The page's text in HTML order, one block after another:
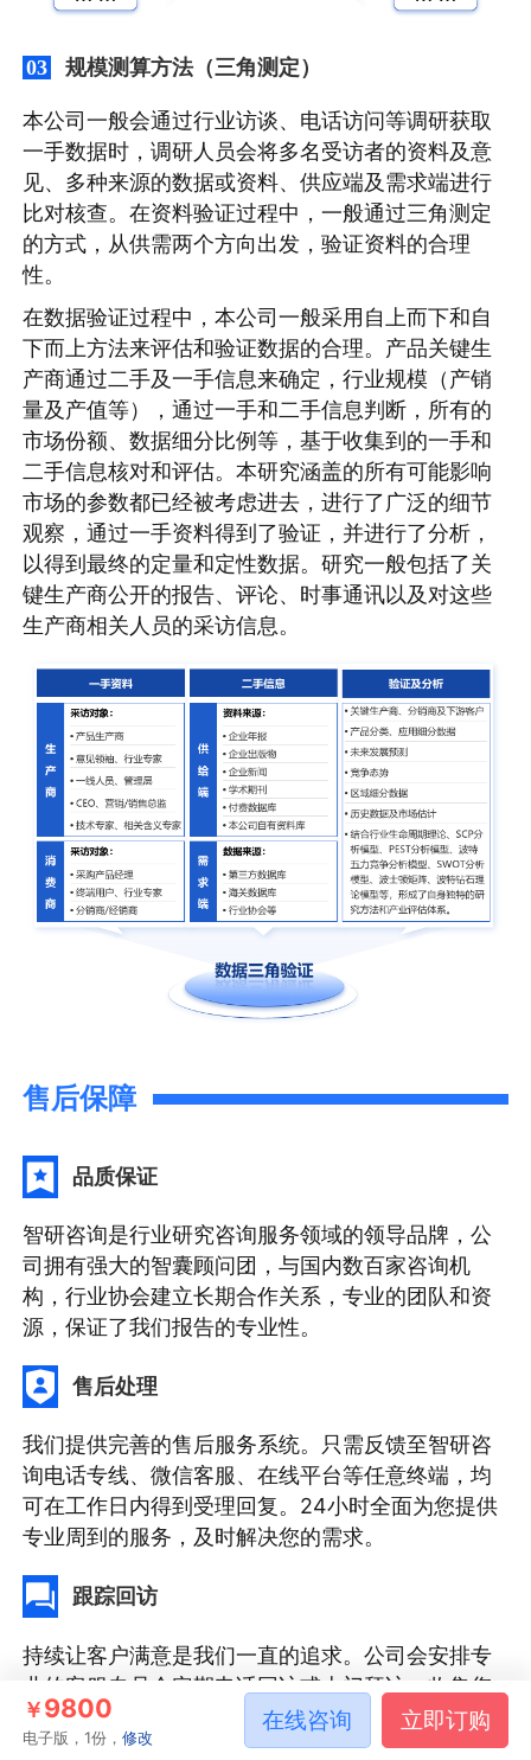
03 规模测算方法（三角测定）
本公司一般会通过行业访谈、电话访问等调研获取
一手数据时，调研人员会将多名受访者的资料及意
见、多种来源的数据或资料、供应端及需求端进行
比对核查。在资料验证过程中，一般通过三角测定
的方式，从供需两个方向出发，验证资料的合理
性。
在数据验证过程中，本公司一般采用自上而下和自
下而上方法来评估和验证数据的合理。产品关键生
产商通过二手及一手信息来确定，行业规模（产销
量及产值等），通过一手和二手信息判断，所有的
市场份额、数据细分比例等，基于收集到的一手和
二手信息核对和评估。本研究涵盖的所有可能影响
市场的参数都已经被考虑进去，进行了广泛的细节
观察，通过一手资料得到了验证，并进行了分析，
以得到最终的定量和定性数据。研究一般包括了关
键生产商公开的报告、评论、时事通讯以及对这些
生产商相关人员的采访信息。
售后保障
品质保证
智研咨询是行业研究咨询服务领域的领导品牌，公
司拥有强大的智囊顾问团，与国内数百家咨询机
构，行业协会建立长期合作关系，专业的团队和资
源，保证了我们报告的专业性。
售后处理
我们提供完善的售后服务系统。只需反馈至智研咨
询电话专线、微信客服、在线平台等任意终端，均
可在工作日内得到受理回复。24小时全面为您提供
专业周到的服务，及时解决您的需求。
跟踪回访
持续让客户满意是我们一直的追求。公司会安排专
业的客服专员会定期电话回访或上门拜访，收集您
对我们服务的意见及建议，做到让客户100%满意。
￥9800
电子版，1份，修改
在线咨询 立即订购